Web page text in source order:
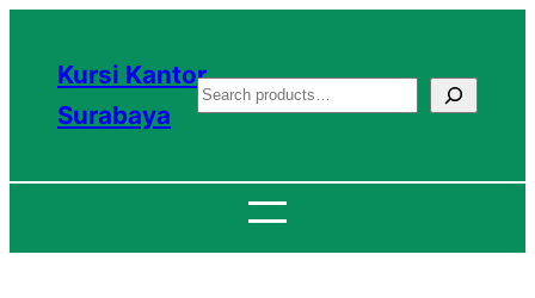
konten
Kursi Kantor
Surabaya
S
a
c